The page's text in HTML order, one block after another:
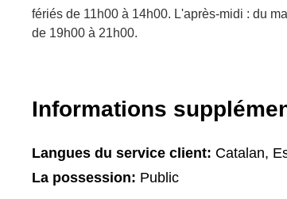
fériés de 11h00 à 14h00. L'après-midi : du
de 19h00 à 21h00.
Informations
Langues du service client: Catalan,
La possession: Public